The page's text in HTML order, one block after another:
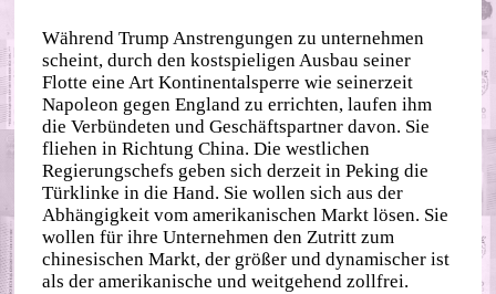
Während Trump Anstrengungen zu unternehmen
scheint, durch den kostspieligen Ausbau seiner
Flotte eine Art Kontinentalsperre wie seinerzeit
Napoleon gegen England zu errichten, laufen ihm
die Verbündeten und Geschäftspartner davon. Sie
fliehen in Richtung China. Die westlichen
Regierungschefs geben sich derzeit in Peking die
Türklinke in die Hand. Sie wollen sich aus der
Abhängigkeit vom amerikanischen Markt lösen. Sie
wollen für ihre Unternehmen den Zutritt zum
chinesischen Markt, der größer und dynamischer ist
als der amerikanische und weitgehend zollfrei.